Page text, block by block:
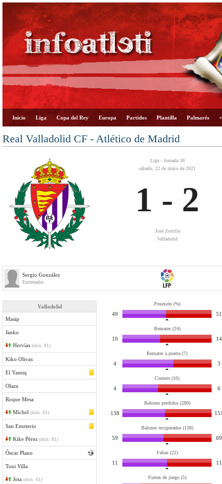
Inicio Liga Copa del Rey Europa Partidos Plantilla Palmarés
Real Valladolid CF - Atlético de Madrid
Liga - Jornada 38
sábado, 22 de mayo de 2021
1 - 2
José Zorrilla
Valladolid
Sergio González
Entrenador
Valladolid
Masip
Janko
Hervías (min. 81)
Kiko Olivas
El Yamiq
Olaza
Roque Mesa
Míchel (min. 61)
San Emeterio
Kike Pérez (min. 81)
Óscar Plano
Toni Villa
Jota (min. 61)
Posesión (%)
49 51
Remates (24)
10 14
Remates a puerta (7)
4 3
Corners (10)
4 6
Balones perdidos (289)
138
Balones recuperados (128)
59 69
Faltas (22)
11 11
Fueras de juego (5)